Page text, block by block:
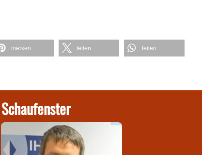
merken teilen teilen
Schaufenster